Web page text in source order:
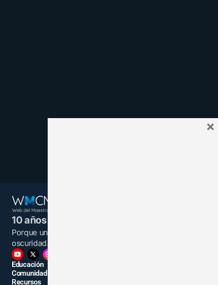
10 años juntos y más unidos.
Porque un maestro informado es una luz en la
oscuridad.
Educación
Comunidad
Recursos
×